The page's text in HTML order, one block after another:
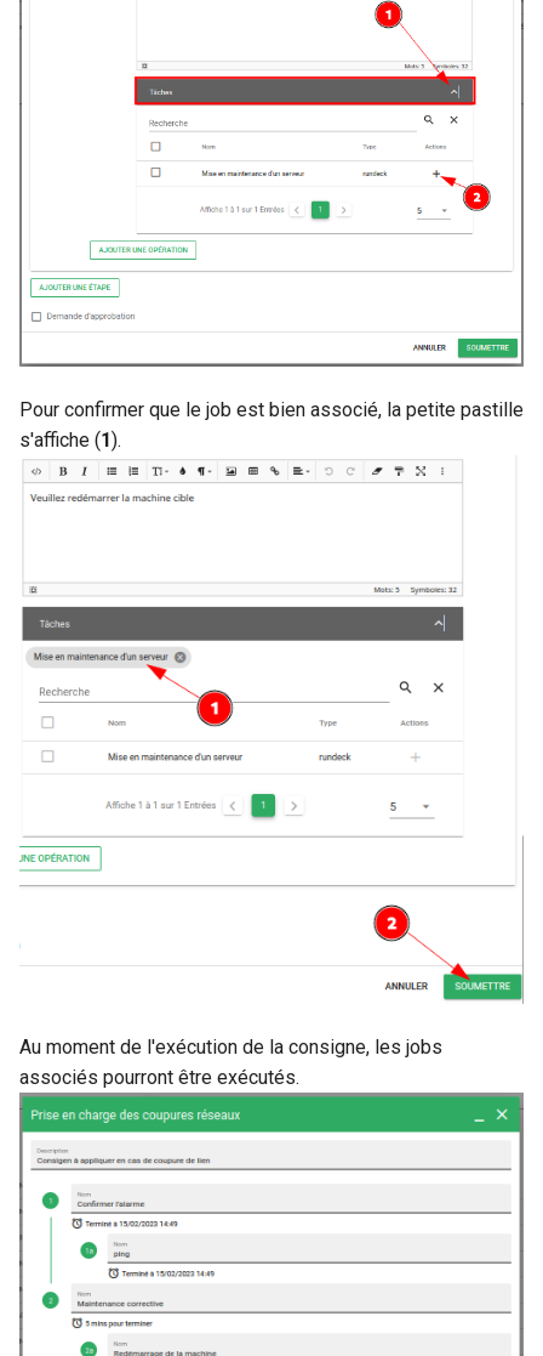
Pour confirmer que le job est bien associé, la petite pastille
s'affiche (1).
Au moment de l'exécution de la consigne, les jobs
associés pourront être exécutés.